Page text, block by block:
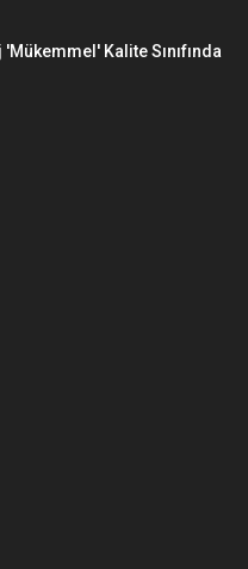
Kalite Sınıfında